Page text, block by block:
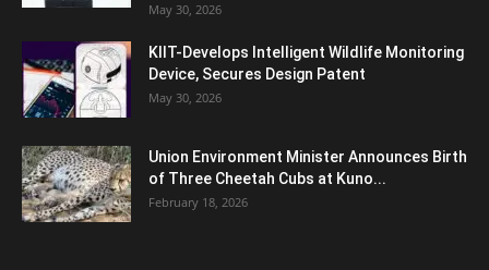
May 30, 2026
KIIT-Develops Intelligent Wildlife Monitoring
Device, Secures Design Patent
May 30, 2026
Union Environment Minister Announces Birth
of Three Cheetah Cubs at Kuno...
February 18, 2026